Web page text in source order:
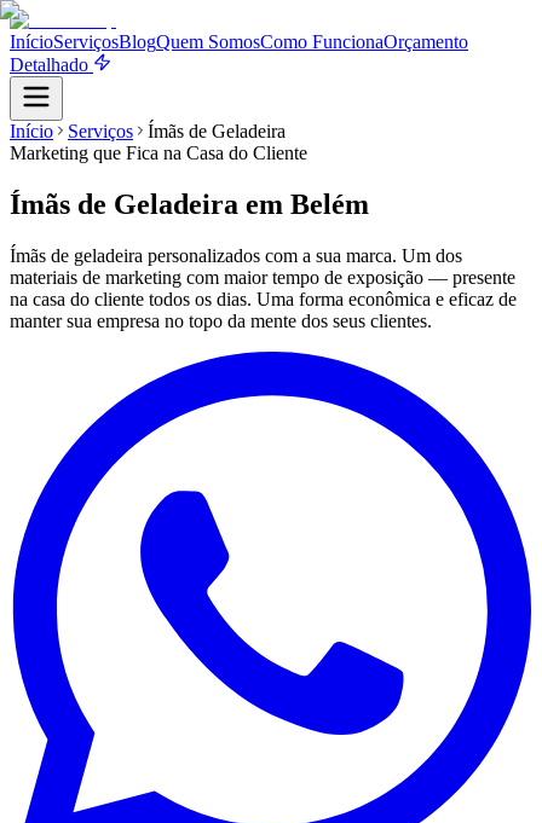
InícioServiçosBlogQuem SomosComo FuncionaOrçamento
Detalhado
Início Serviços
Ímãs de Geladeira
Marketing que Fica na Casa do Cliente
Ímãs de Geladeira em Belém
Ímãs de geladeira personalizados com a sua marca. Um dos
materiais de marketing com maior tempo de exposição — presente
na casa do cliente todos os dias. Uma forma econômica e eficaz de
manter sua empresa no topo da mente dos seus clientes.